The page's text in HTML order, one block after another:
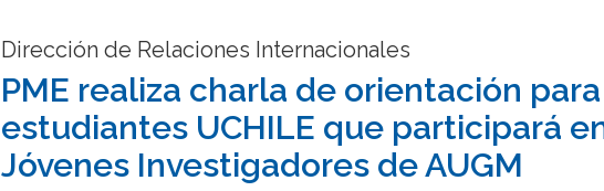
Estudios Avanzados en Educación
Nutrición y Tecnología de
Alimentos
Dirección de Relaciones Internacionales
PME realiza charla de orientación
estudiantes UCHILE que participará
Jóvenes Investigadores de AUGM